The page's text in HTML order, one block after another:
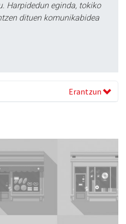
Harpidedun eginda, tokiko
dituen komunikabidea
Erantzun